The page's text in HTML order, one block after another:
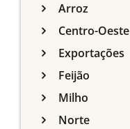
Arroz
Centro-Oeste
Exportações
Feijão
Milho
Norte